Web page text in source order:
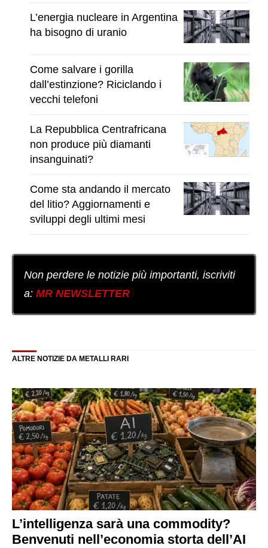
L’energia nucleare in Argentina
ha bisogno di uranio
Come salvare i gorilla
dall’estinzione? Riciclando i
vecchi telefoni
La Repubblica Centrafricana
non produce più diamanti
insanguinati?
Come sta andando il mercato
del litio? Aggiornamenti e
sviluppi degli ultimi mesi
Non perdere le notizie più importanti, iscriviti
a: MR NEWSLETTER
ALTRE NOTIZIE DA METALLI RARI
L’intelligenza sarà una commodity?
Benvenuti nell’economia storta dell’AI